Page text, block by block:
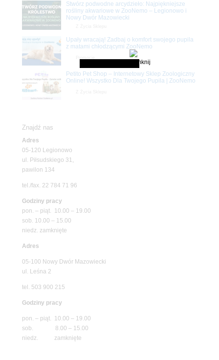
Stwórz podwodne arcydzieło: Najpiękniejsze
rośliny akwariowe w ZooNemo – Legionowo i
Nowy Dwór Mazowiecki
Upały wracają! Zadbaj o komfort swojego pupila
z matami chłodzącymi ZooNemo
Petito Pet Shop – Internetowy Sklep Zoologiczny
Online! Wszystko Dla Twojego Pupila | ZooNemo
Znajdź nas
Adres
05-120 Legionowo
ul. Piłsudskiego 31,
pawilon 134
tel./fax. 22 784 71 96
Godziny pracy
pon. – piąt. 10.00 – 19.00
sob. 10.00 – 15.00
niedz. zamknięte
Adres
05-100 Nowy Dwór Mazowiecki
ul. Leśna 2
tel. 503 900 215
Godziny pracy
pon. – piąt. 10.00 – 19.00
sob. 8.00 – 15.00
niedz. zamknięte